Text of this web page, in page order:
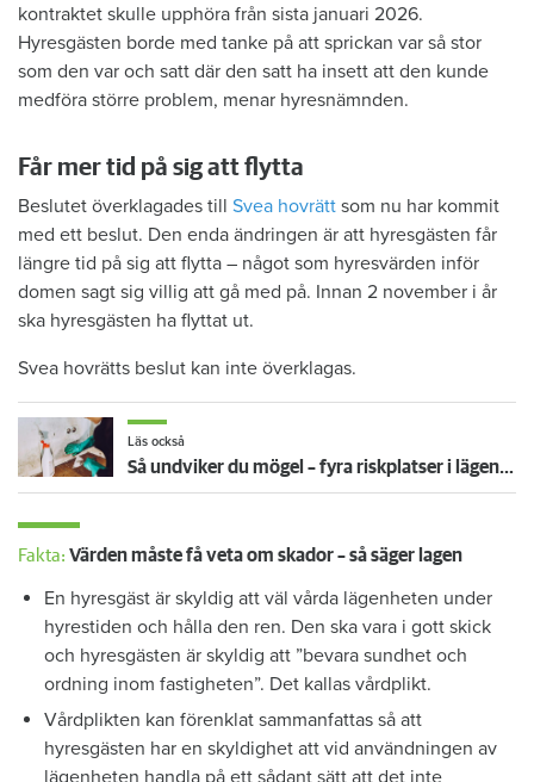
kontraktet skulle upphöra från sista januari 2026.
Hyresgästen borde med tanke på att sprickan var så stor
som den var och satt där den satt ha insett att den kunde
medföra större problem, menar hyresnämnden.
Får mer tid på sig att flytta
Beslutet överklagades till Svea hovrätt som nu har kommit
med ett beslut. Den enda ändringen är att hyresgästen får
längre tid på sig att flytta – något som hyresvärden inför
domen sagt sig villig att gå med på. Innan 2 november i år
ska hyresgästen ha flyttat ut.
Svea hovrätts beslut kan inte överklagas.
Läs också
Så undviker du mögel – fyra riskplatser i lägenheten: ”Måste städa bort”
Fakta: Värden måste få veta om skador – så säger lagen
En hyresgäst är skyldig att väl vårda lägenheten under
hyrestiden och hålla den ren. Den ska vara i gott skick
och hyresgästen är skyldig att ”bevara sundhet och
ordning inom fastigheten”. Det kallas vårdplikt.
Vårdplikten kan förenklat sammanfattas så att
hyresgästen har en skyldighet att vid användningen av